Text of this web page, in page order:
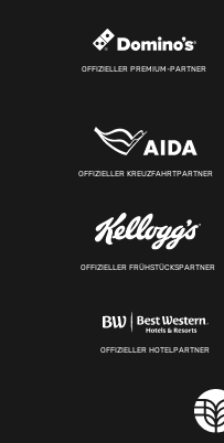
OFFIZIELLER PREMIUM-PARTNER
OFFIZIELLER KREUZFAHRTPARTNER
OFFIZIELLER FRÜHSTÜCKSPARTNER
OFFIZIELLER HOTELPARTNER